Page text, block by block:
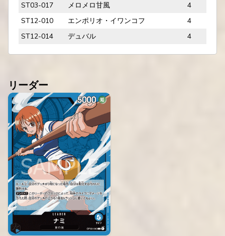
ST03-017
メロメロ甘風
4
ST12-010
エンポリオ・イワンコフ
4
ST12-014
デュバル 4
リーダー